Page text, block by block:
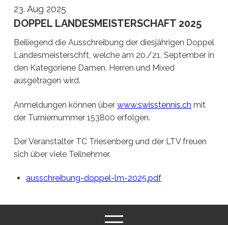
23. Aug 2025
DOPPEL LANDESMEISTERSCHAFT 2025
Beiliegend die Ausschreibung der diesjährigen Doppel
Landesmeisterschft, welche am 20./21. September in
den Kategoriene Damen, Herren und Mixed
ausgetragen wird.
Anmeldungen können über www.swisstennis.ch mit
der Turniernummer 153800 erfolgen.
Der Veranstalter TC Triesenberg und der LTV freuen
sich über viele Teilnehmer.
ausschreibung-doppel-lm-2025.pdf